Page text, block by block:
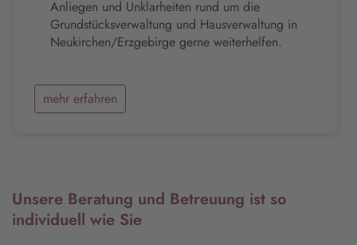
Anliegen und Unklarheiten rund um die
Grundstücksverwaltung und Hausverwaltung in
Neukirchen/Erzgebirge gerne weiterhelfen.
mehr erfahren
Unsere Beratung und Betreuung ist so
individuell wie Sie